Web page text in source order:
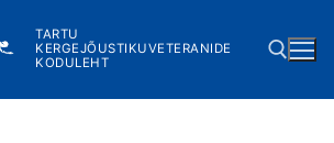
TARTU
KERGEJÕUSTIKUVETERANIDE
KODULEHT